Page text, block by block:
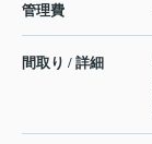
管理費
間取り / 詳細